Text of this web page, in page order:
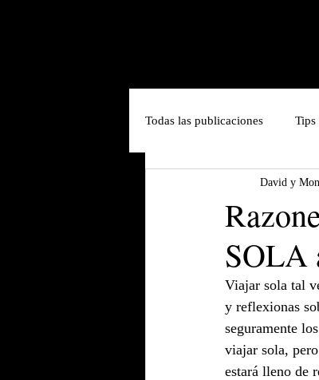
Todas las publicaciones Tips
SOLA
David y
Viajar sola tal
y reflexionas
seguramente
viajar sola,
estará lleno de